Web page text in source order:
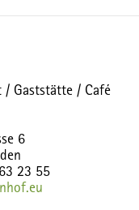
/ Gaststätte / Café
6
23 55